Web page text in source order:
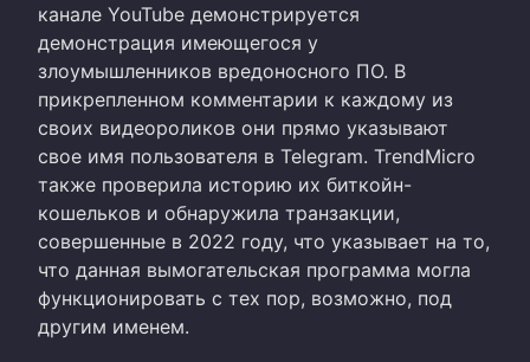
канале YouTube демонстрируется
демонстрация имеющегося у
злоумышленников вредоносного ПО. В
прикрепленном комментарии к каждому из
своих видеороликов они прямо указывают
свое имя пользователя в Telegram. TrendMicro
также проверила историю их биткойн-
кошельков и обнаружила транзакции,
совершенные в 2022 году, что указывает на то,
что данная вымогательская программа могла
функционировать с тех пор, возможно, под
другим именем.